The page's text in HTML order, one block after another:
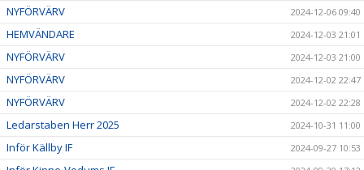
NYFÖRVÄRV 2024-12-06 09:40
HEMVÄNDARE 2024-12-03 21:01
NYFÖRVÄRV 2024-12-03 21:00
NYFÖRVÄRV 2024-12-02 22:47
NYFÖRVÄRV 2024-12-02 22:28
Ledarstaben Herr 2025 2024-10-31 11:00
Inför Källby IF 2024-09-27 10:53